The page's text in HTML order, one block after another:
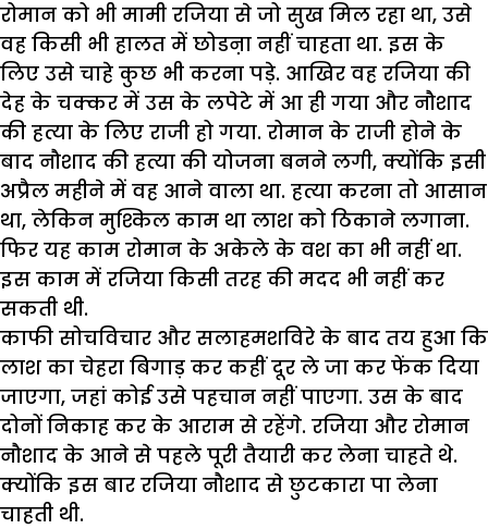
रोमान को भी मामी रजिया से जो सुख मिल रहा था, उसे
वह किसी भी हालत में छोडऩा नहीं चाहता था. इस के
लिए उसे चाहे कुछ भी करना पड़े. आखिर वह रजिया की
देह के चक्कर में उस के लपेटे में आ ही गया और नौशाद
की हत्या के लिए राजी हो गया. रोमान के राजी होने के
बाद नौशाद की हत्या की योजना बनने लगी, क्योंकि इसी
अप्रैल महीने में वह आने वाला था. हत्या करना तो आसान
था, लेकिन मुश्किल काम था लाश को ठिकाने लगाना.
फिर यह काम रोमान के अकेले के वश का भी नहीं था.
इस काम में रजिया किसी तरह की मदद भी नहीं कर
सकती थी.
काफी सोचविचार और सलाहमशविरे के बाद तय हुआ कि
लाश का चेहरा बिगाड़ कर कहीं दूर ले जा कर फेंक दिया
जाएगा, जहां कोई उसे पहचान नहीं पाएगा. उस के बाद
दोनों निकाह कर के आराम से रहेंगे. रजिया और रोमान
नौशाद के आने से पहले पूरी तैयारी कर लेना चाहते थे.
क्योंकि इस बार रजिया नौशाद से छुटकारा पा लेना
चाहती थी.